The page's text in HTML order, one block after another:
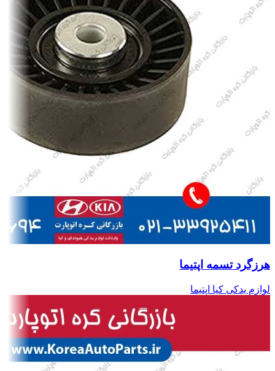
هرزگرد تسمه اپتیما
لوازم یدکی کیا اپتیما